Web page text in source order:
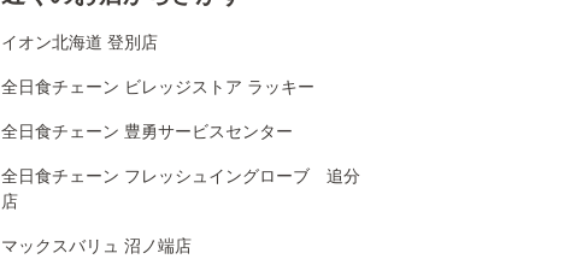
イオン北海道 登別店
全日食チェーン ビレッジストア ラッキー
全日食チェーン 豊勇サービスセンター
全日食チェーン フレッシュイングローブ 追分
店
マックスバリュ 沼ノ端店